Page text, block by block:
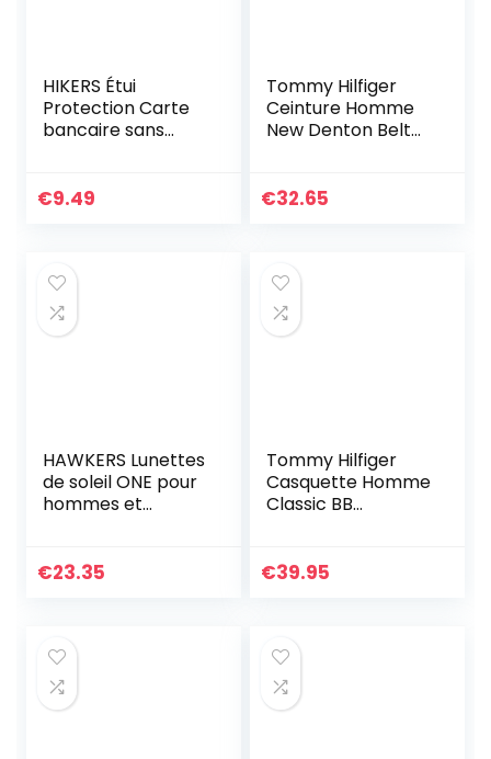
HIKERS Étui
Protection Carte
bancaire sans
Pochettes Anti
Blocage RFID (3
Étuis Noirs)
€9.49
Tommy Hilfiger
Ceinture Homme
New Denton Belt
€32.65
HAWKERS Lunettes
de soleil ONE pour
hommes et
€23.35
Tommy Hilfiger
Casquette Homme
Classic BB
(Midnight), Taille
€39.95